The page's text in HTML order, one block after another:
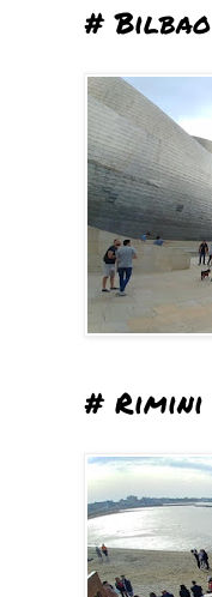
# Bilbao
# Rimini